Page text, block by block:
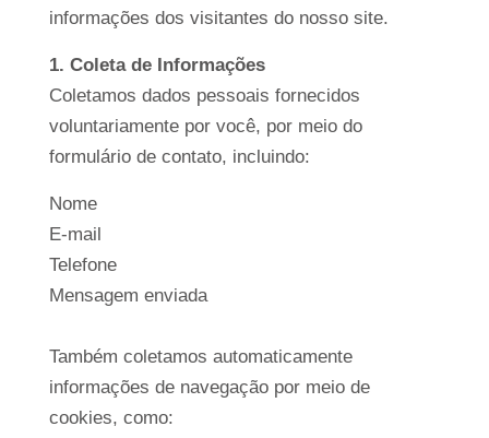
informações dos visitantes do nosso site.
1. Coleta de Informações
Coletamos dados pessoais fornecidos
voluntariamente por você, por meio do
formulário de contato, incluindo:
Nome
E-mail
Telefone
Mensagem enviada
Também coletamos automaticamente
informações de navegação por meio de
cookies, como: